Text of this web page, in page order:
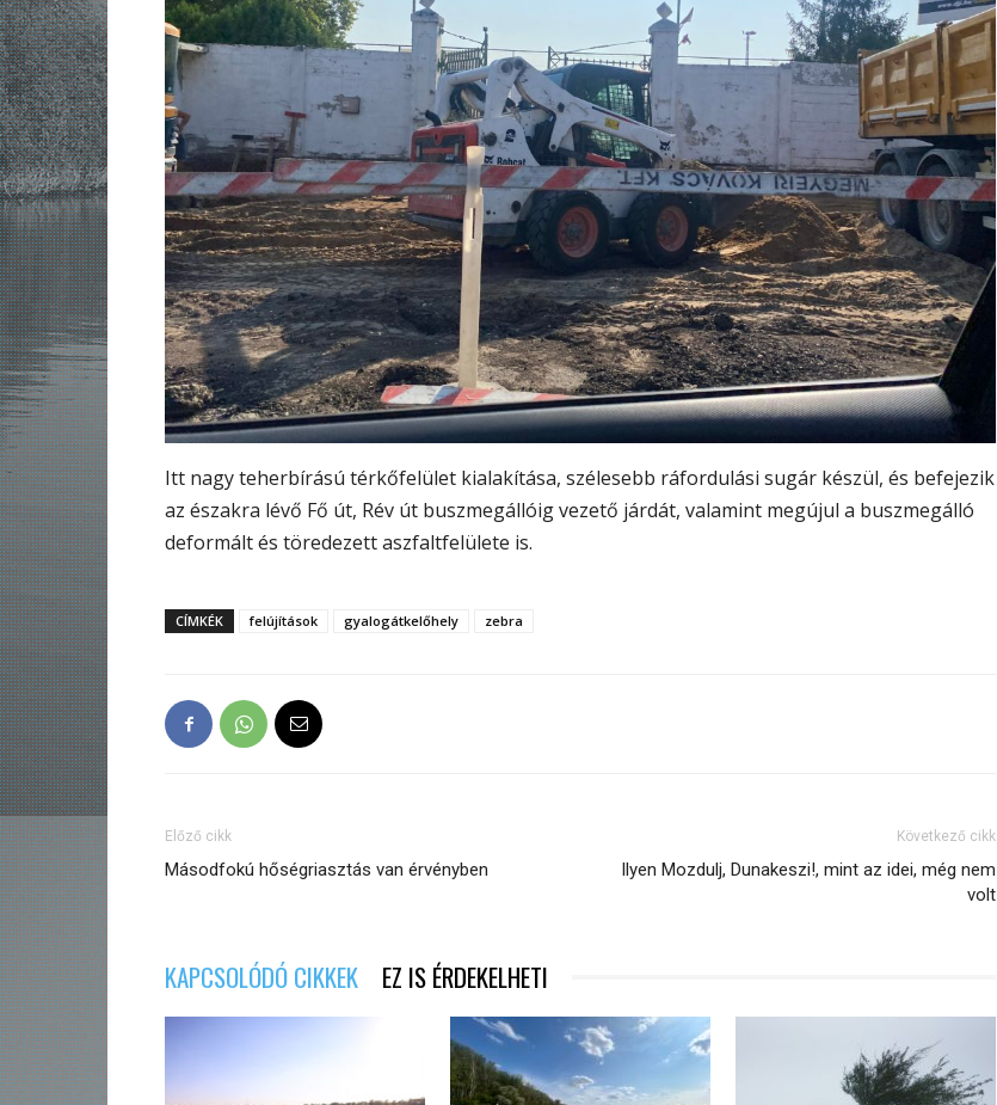
Itt nagy teherbírású térkőfelület kialakítása, szélesebb ráfordulási sugár készül, és befejezik
az északra lévő Fő út, Rév út buszmegállóig vezető járdát, valamint megújul a buszmegálló
deformált és töredezett aszfaltfelülete is.
CÍMKÉK felújítások gyalogátkelőhely zebra
Előző cikk
Másodfokú hőségriasztás van érvényben
Következő cikk
Ilyen Mozdulj, Dunakeszi!, mint az idei, még nem
volt
KAPCSOLÓDÓ CIKKEK EZ IS ÉRDEKELHETI